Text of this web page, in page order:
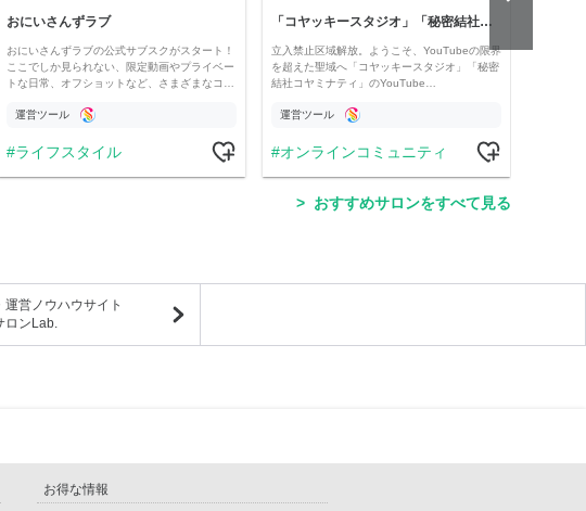
おにいさんずラブ
おにいさんずラブの公式サブスクがスタート！
ここでしか見られない、限定動画やプライベー
トな日常、オフショットなど、さまざまなコ…
運営ツール
ライフスタイル
「コヤッキースタジオ」「秘密結社コヤミナティ」
立入禁止区域解放。ようこそ、YouTubeの限界
を超えた聖域へ「コヤッキースタジオ」「秘密
結社コヤミナティ」のYouTube…
運営ツール
オンラインコミュニティ
おすすめサロンをすべて見る
運営ノウハウサイト
ロンLab.
お得な情報